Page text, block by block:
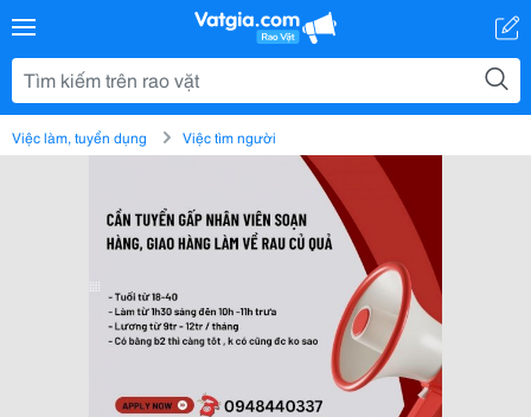
Việc làm, tuyển dụng Việc tìm người